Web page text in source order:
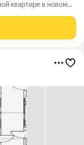
квартире в новом
и уютная